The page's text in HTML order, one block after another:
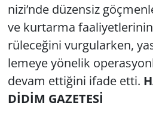
ni­zi’nde dü­zen­siz
ve kur­tar­ma
rü­le­ce­ği­ni vur­gu­lar­ken,
le­me­ye yö­ne­lik
devam et­ti­ği­ni ifade etti.
DİDİM GAZETESİ